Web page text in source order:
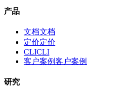
产品
文档文档
定价定价
CLICLI
客户案例客户案例
研究